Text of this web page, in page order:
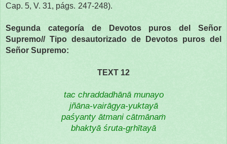
Cap. 5, V. 31, págs. 247-248).
Segunda categoría de Devotos puros del Señor
Supremo// Tipo desautorizado de Devotos puros del
Señor Supremo:
TEXT 12
tac chraddadhānā munayo
jñāna-vairāgya-yuktayā
paśyanty ātmani cātmānaṁ
bhaktyā śruta-gṛhītayā